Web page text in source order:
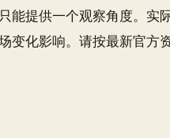
能提供一个观察角度。实
变化影响。请按最新官方